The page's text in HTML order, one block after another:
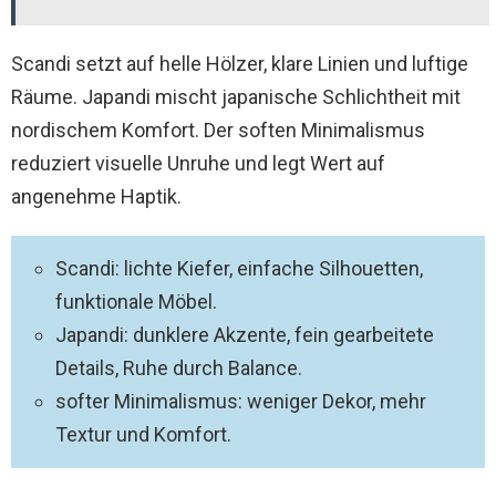
Scandi setzt auf helle Hölzer, klare Linien und luftige
Räume. Japandi mischt japanische Schlichtheit mit
nordischem Komfort. Der soften Minimalismus
reduziert visuelle Unruhe und legt Wert auf
angenehme Haptik.
Scandi: lichte Kiefer, einfache Silhouetten,
funktionale Möbel.
Japandi: dunklere Akzente, fein gearbeitete
Details, Ruhe durch Balance.
softer Minimalismus: weniger Dekor, mehr
Textur und Komfort.